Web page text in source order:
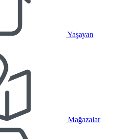
Yaşayan
Mağazalar